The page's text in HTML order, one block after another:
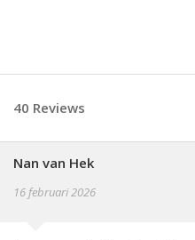
40 Reviews
Nan van Hek
16 februari 2026